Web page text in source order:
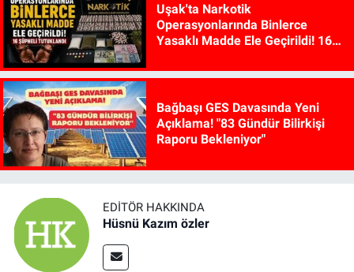
Uşak'ta Narkotik
Operasyonlarında Binlerce
Yasaklı Madde Ele Geçirildi! 16
Bağbaşı GES Davasında Yeni
Açıklama! "83 Gündür Bilirkişi
Raporu Bekleniyor"
EDITÖR HAKKINDA
Hüsnü Kazım özler